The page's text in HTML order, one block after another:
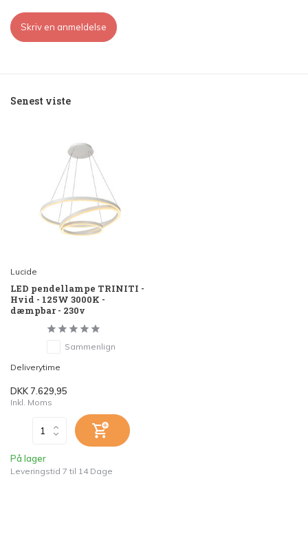
Skriv en anmeldelse
Senest viste
Lucide
LED pendellampe TRINITI -
Hvid - 125W 3000K -
dæmpbar - 230v
Sammenlign
Deliverytime
DKK 7.629,95
Inkl. Moms
På lager
Leveringstid 7 til 14 Dage